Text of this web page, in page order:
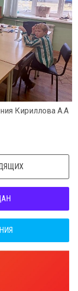
Кириллова А.А